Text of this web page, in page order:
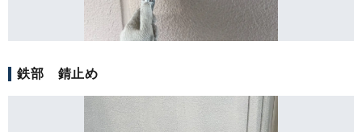
鉄部 錆止め